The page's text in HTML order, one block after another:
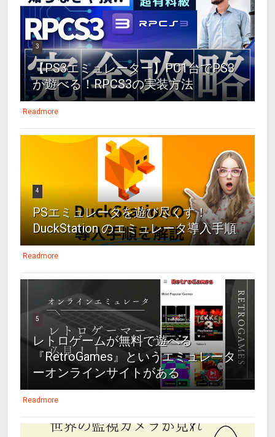
3
【PS3エミュレーター】PC1台でPS3
が遊べる！RPCS3の実装方法
Readmore
4
PSエミュレータを遊び尽くす！
DuckStation のエミュレータ導入手順
Readmore
5
レトロゲームが無料で遊べる
『RetroGames』というエミュレータ
ーオンラインサイトがある
Readmore